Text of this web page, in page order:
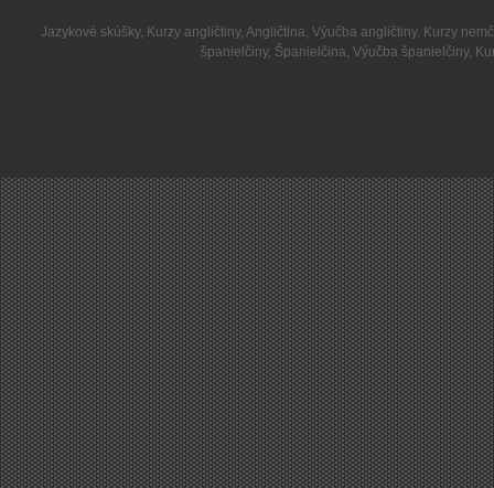
Jazykové skúšky, Kurzy angličtiny, Angličtina, Výučba angličtiny, Kurzy
španielčiny, Španielčina, Výučba španielčiny,